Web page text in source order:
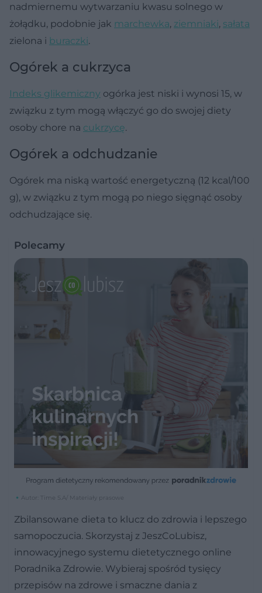
nadmiernemu wytwarzaniu kwasu solnego w
żołądku, podobnie jak marchewka, ziemniaki, sałata
zielona i buraczki.
Ogórek a cukrzyca
Indeks glikemiczny ogórka jest niski i wynosi 15, w
związku z tym mogą włączyć go do swojej diety
osoby chore na cukrzycę.
Ogórek a odchudzanie
Ogórek ma niską wartość energetyczną (12 kcal/100
g), w związku z tym mogą po niego sięgnąć osoby
odchudzające się.
Polecamy
Autor: Time S.A/ Materiały prasowe
Zbilansowane dieta to klucz do zdrowia i lepszego
samopoczucia. Skorzystaj z JeszCoLubisz,
innowacyjnego systemu dietetycznego online
Poradnika Zdrowie. Wybieraj spośród tysięcy
przepisów na zdrowe i smaczne dania z